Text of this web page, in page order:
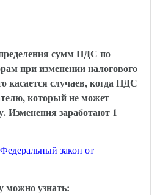
сумм НДС по
при изменении налогового
касается случаев, когда НДС
который не может
Изменения заработают 1
Федеральный закон от
можно узнать: